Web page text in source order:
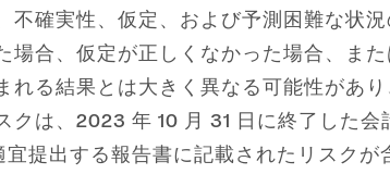
確実性、仮定、および予測困難な状
合、仮定が正しくなかった場合、ま
る結果とは大きく異なる可能性があ
は、2023 年 10 月 31 日に終了した
提出する報告書に記載されたリスク